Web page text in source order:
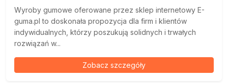
Wyroby gumowe oferowane przez sklep internetowy E-
guma.pl to doskonała propozycja dla firm i klientów
indywidualnych, którzy poszukują solidnych i trwałych
rozwiązań w...
Zobacz szczegóły